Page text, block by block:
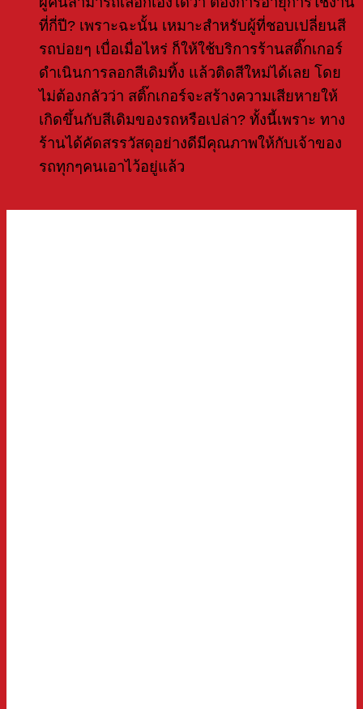
ที่กี่ปี? เพราะฉะนั้น เหมาะสำหรับผู้ที่ชอบเปลี่ยนสี
รถบ่อยๆ เบื่อเมื่อไหร่ ก็ให้ใช้บริการร้านสติ๊กเกอร์
ดำเนินการลอกสีเดิมทิ้ง แล้วติดสีใหม่ได้เลย โดย
ไม่ต้องกลัวว่า สติ๊กเกอร์จะสร้างความเสียหายให้
เกิดขึ้นกับสีเดิมของรถหรือเปล่า? ทั้งนี้เพราะ ทาง
ร้านได้คัดสรรวัสดุอย่างดีมีคุณภาพให้กับเจ้าของ
รถทุกๆคนเอาไว้อยู่แล้ว